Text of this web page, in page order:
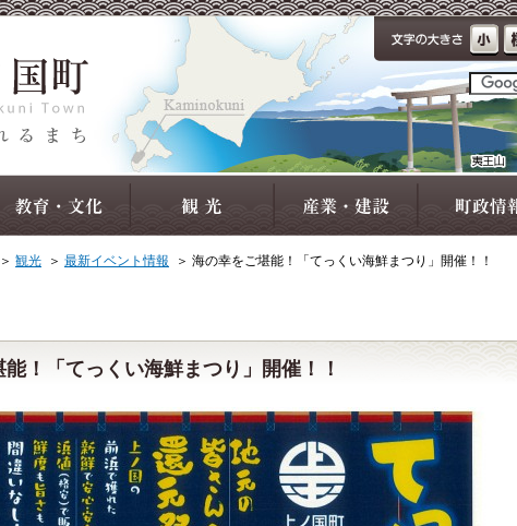
＞ 観光 ＞ 最新イベント情報 ＞ 海の幸をご堪能！「てっくい海鮮まつり」開催！！
！「てっくい海鮮まつり」開催！！